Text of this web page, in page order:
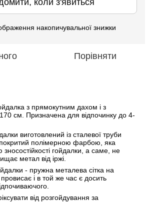
коли з'явиться
накопичувальної знижки
Порівняти
з прямокутним дахом і з
см. Призначена для відпочинку до 4-
виготовлений із сталевої труби
полімерною фарбою, яка
гойдалки, а саме, не
метал від іржі.
- пружна металева сітка на
і в той же час є досить
від розгойдування за